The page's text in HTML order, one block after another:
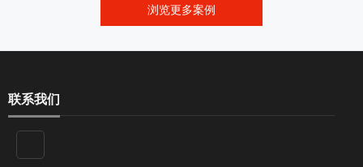
浏览更多案例
联系我们